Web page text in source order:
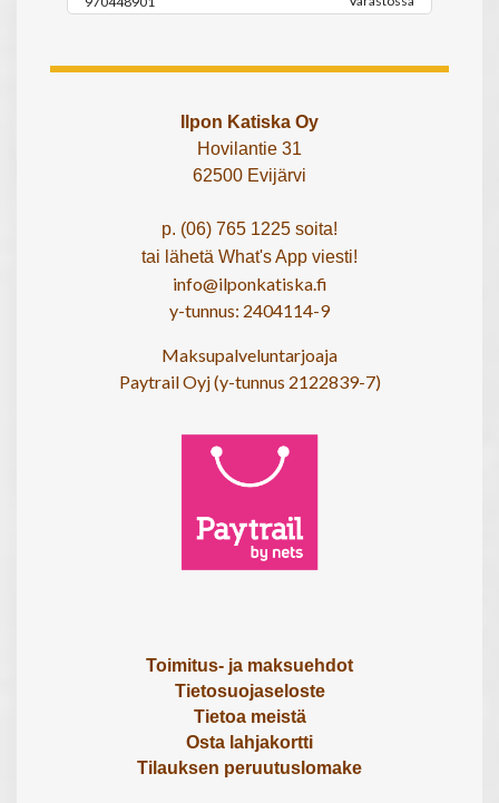
Ilpon Katiska Oy
Hovilantie 31
62500 Evijärvi
p. (06) 765 1225 soita!
tai lähetä What's App viesti!
info@ilponkatiska.fi
y-tunnus: 2404114-9
Maksupalveluntarjoaja
Paytrail Oyj (y-tunnus 2122839-7)
Toimitus- ja maksuehdot
Tietosuojaseloste
Tietoa meistä
Osta lahjakortti
Tilauksen peruutuslomake